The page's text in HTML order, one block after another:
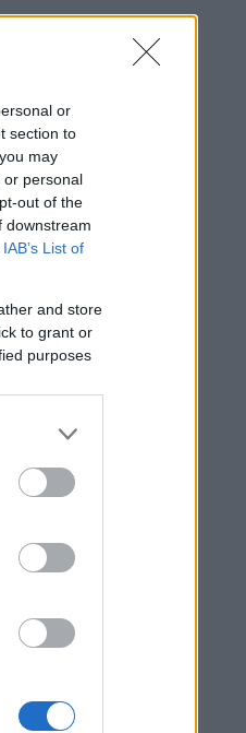
or
section to
may
or personal
out of the
downstream
IAB’s List of
and store
to grant or
purposes